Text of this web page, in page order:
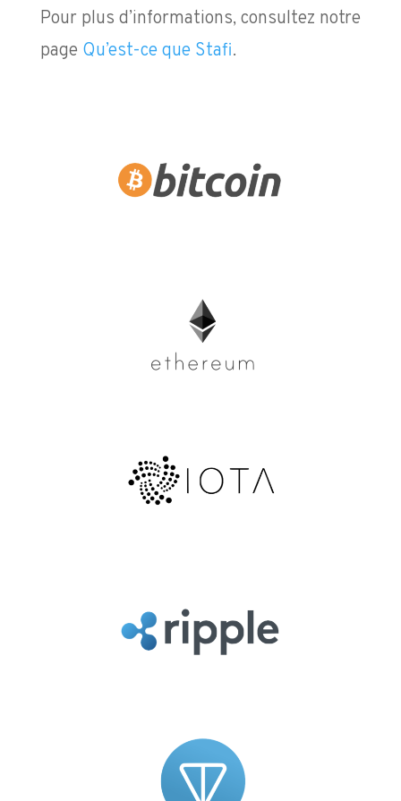
Pour plus d’informations, consultez notre
page Qu’est-ce que Stafi.